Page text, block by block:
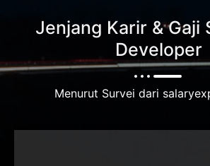
Jenjang Karir & Gaji
Developer
Menurut Survei dari